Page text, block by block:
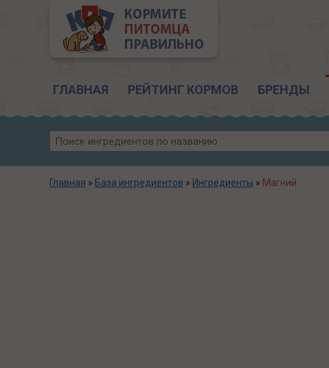
ГЛАВНАЯ РЕЙТИНГ КОРМОВ БРЕНДЫ
Главная » База ингредиентов » Ингредиенты » Магний